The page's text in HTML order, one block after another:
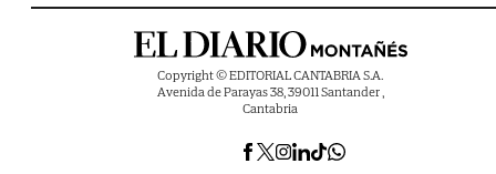
Copyright © EDITORIAL CANTABRIA S.A.
Avenida de Parayas 38, 39011 Santander ,
Cantabria